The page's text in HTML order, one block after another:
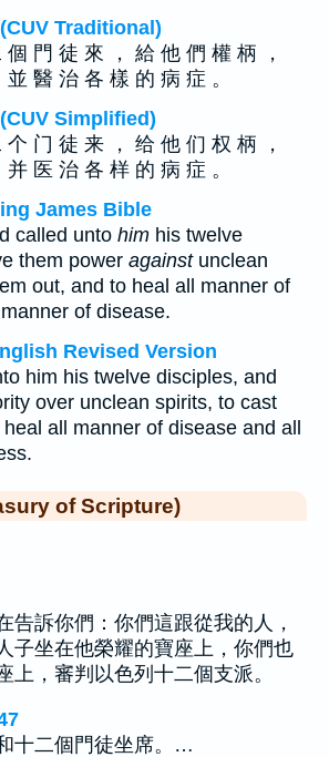
Traditional)
門 徒 來 ， 給 他 們 權 柄 ，
醫 治 各 樣 的 病 症 。
Simplified)
门 徒 来 ， 给 他 们 权 柄 ，
医 治 各 样 的 病 症 。
James Bible
called unto him his twelve
them power againstunclean
out, and to heal all manner of
of disease.
Revised Version
him his twelve disciples, and
over unclean spirits, to cast
all manner of disease and all
of Scripture)
告訴你們：你們這跟從我的人，
子坐在他榮耀的寶座上，你們也
上，審判以色列十二個支派。
十二個門徒坐席。…